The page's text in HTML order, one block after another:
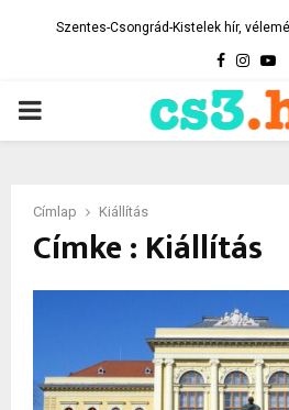
Szentes-Csongrád-Kistelek hír,
Facebook
PRIMARY
Címlap Kiállítás
Címke : Kiállítás